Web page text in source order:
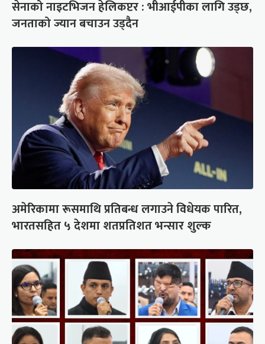
सेनाको नाइटभिजन हेलिकप्टर : भीआईपीका लागि उड्छ,
जनताको ज्यान बचाउन उड्दैन
अमेरिकामा रूसमाथि प्रतिबन्ध लगाउने विधेयक पारित,
भारतसहित ५ देशमा शतप्रतिशत भन्सार शुल्क